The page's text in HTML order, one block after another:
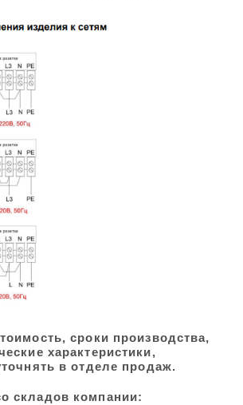
сроки производства,
характеристики,
в отделе продаж.
складов компании: